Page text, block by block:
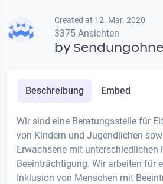
Created at 12. Mar. 2020
3375 Ansichten
by
Beschreibung Embed
Wir sind eine Beratungsstelle für
von Kindern und Jugendlichen
Erwachsene mit unterschiedlichen
Beeinträchtigung. Wir arbeiten für
Inklusion von Menschen mit